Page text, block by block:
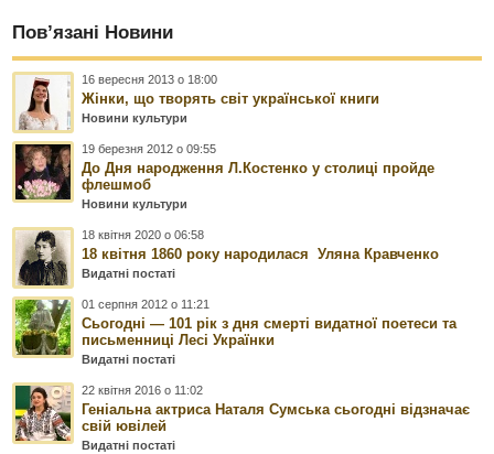
Пов’язані Новини
16 вересня 2013 о 18:00
Жінки, що творять світ української книги
Новини культури
19 березня 2012 о 09:55
До Дня народження Л.Костенко у столиці пройде
флешмоб
Новини культури
18 квітня 2020 о 06:58
18 квітня 1860 року народилася Уляна Кравченко
Видатні постаті
01 серпня 2012 о 11:21
Сьогодні — 101 рік з дня смерті видатної поетеси та
письменниці Лесі Українки
Видатні постаті
22 квітня 2016 о 11:02
Геніальна актриса Наталя Сумська сьогодні відзначає
свій ювілей
Видатні постаті